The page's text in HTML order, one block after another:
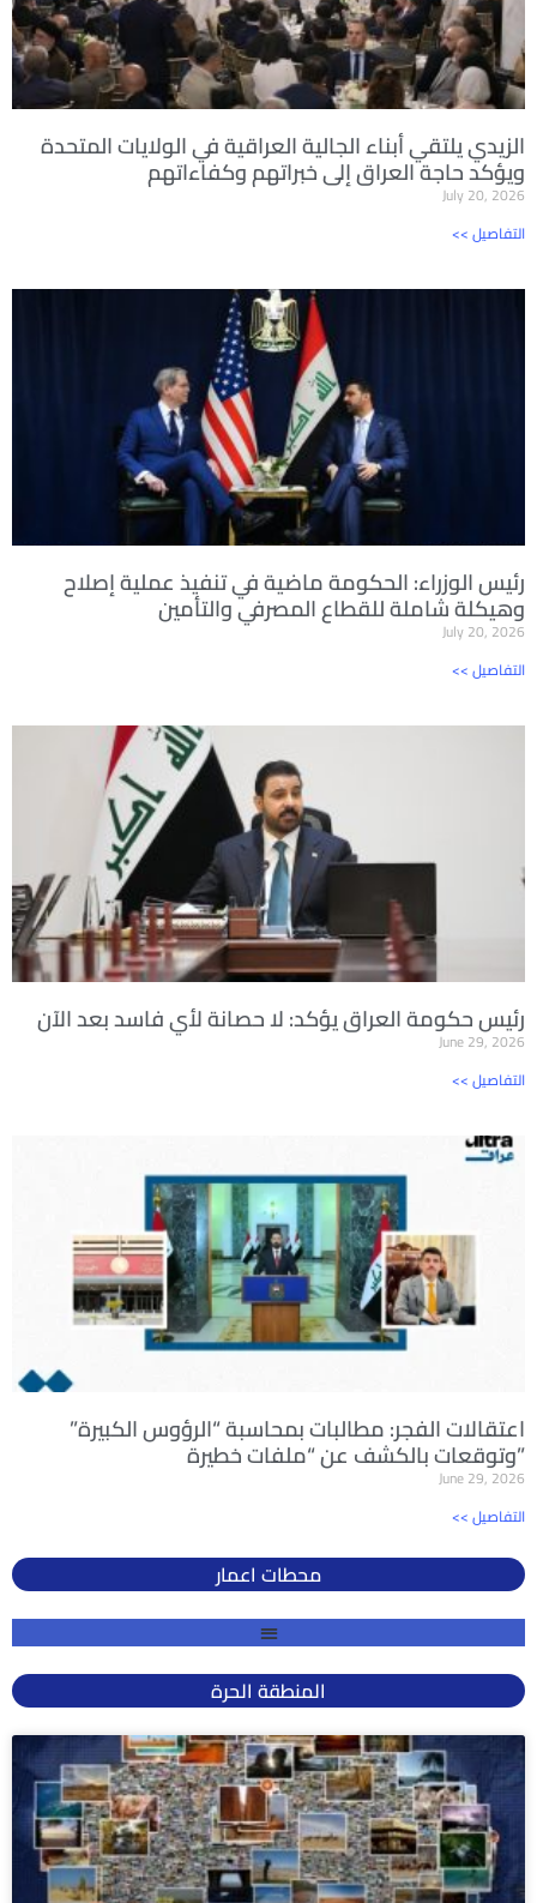
الزيدي يلتقي أبناء الجالية العراقية في الولايات المتحدة
ويؤكد حاجة العراق إلى خبراتهم وكفاءاتهم
July 20, 2026
<< التفاصيل
رئيس الوزراء: الحكومة ماضية في تنفيذ عملية إصلاح
وهيكلة شاملة للقطاع المصرفي والتأمين
July 20, 2026
<< التفاصيل
رئيس حكومة العراق يؤكد: لا حصانة لأي فاسد بعد الآن
June 29, 2026
<< التفاصيل
اعتقالات الفجر: مطالبات بمحاسبة “الرؤوس الكبيرة”
وتوقعات بالكشف عن “ملفات خطيرة”
June 29, 2026
<< التفاصيل
محطات اعمار
المنطقة الحرة